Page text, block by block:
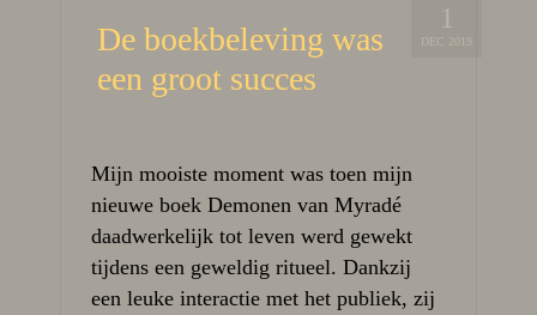
1
DEC 2019
De boekbeleving was
een groot succes
Mijn mooiste moment was toen mijn
nieuwe boek Demonen van Myradé
daadwerkelijk tot leven werd gewekt
tijdens een geweldig ritueel. Dankzij
een leuke interactie met het publiek, zij